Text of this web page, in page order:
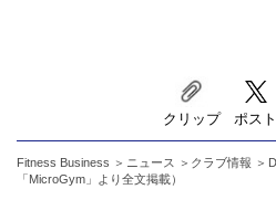
クリップ ポスト
Fitness Business ニュース クラブ情報
「MicroGym」より全文掲載）